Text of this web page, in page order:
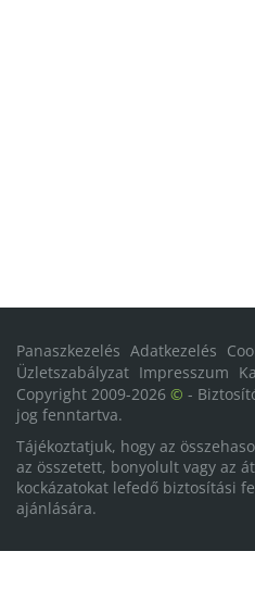
Panaszkezelés Adatkezelés
Üzletszabályzat Impresszum
Copyright 2009-2026 © -
jog fenntartva.
Tájékoztatjuk, hogy az
az összetett, bonyolult vagy az
kockázatokat lefedő biztosítási
ajánlására.